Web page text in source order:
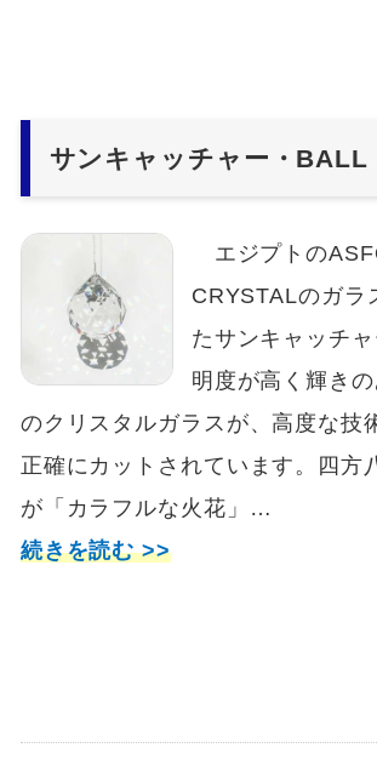
サンキャッチャー・BALL
エジプトの
CRYSTALのガラ
たサンキャッチ
明度が高く輝き
のクリスタルガラスが、高度な技
正確にカットされています。四方
が「カラフルな火花」…
続きを読む >>